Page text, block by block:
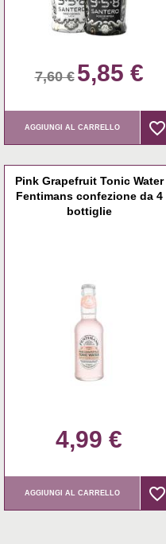
7,60 € 5,85 €
AGGIUNGI AL CARRELLO favorite_border
favorite_border
Pink Grapefruit Tonic Water
Fentimans confezione da 4
bottiglie
4,99 €
AGGIUNGI AL CARRELLO favorite_border
favorite_border